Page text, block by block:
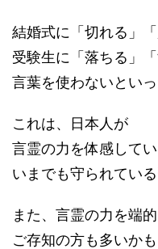
結婚式に「切れる」「
受験生に「落ちる」
言葉を使わないといっ
これは、日本人が
言霊の力を体感して
いまでも守られてい
また、言霊の力を端
ご存知の方も多いかも